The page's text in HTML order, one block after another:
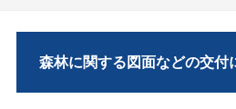
森林に関する図面などの交付